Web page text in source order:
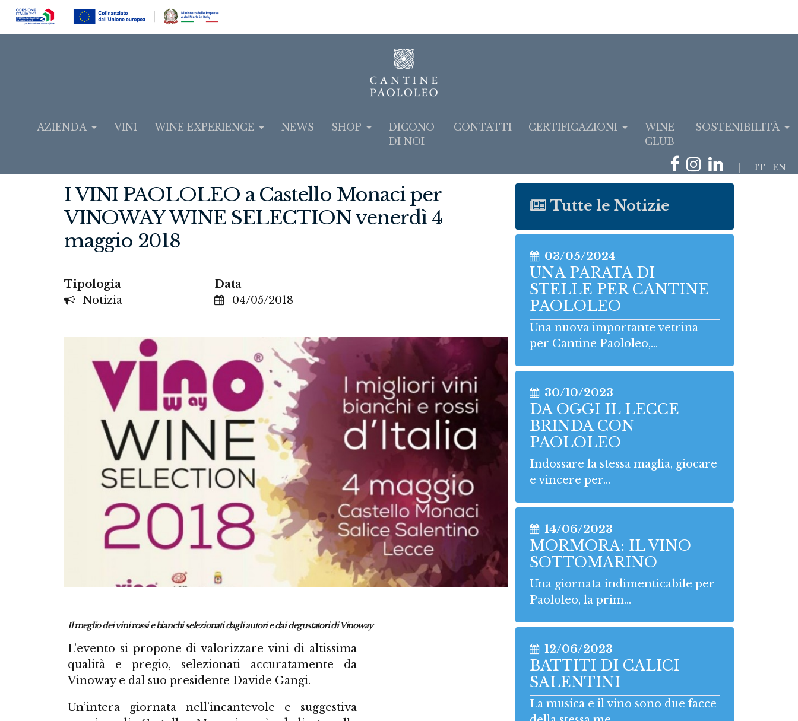
AZIENDA VINI WINE EXPERIENCE NEWS SHOP
DICONO
DI NOI
CONTATTI CERTIFICAZIONI
WINE
CLUB
SOSTENIBILITÀ
IT EN
I VINI PAOLOLEO a Castello Monaci per
VINOWAY WINE SELECTION venerdì 4
maggio 2018
Tipologia
Notizia
Data
04/05/2018
Il meglio dei vini rossi e bianchi selezionati dagli autori e dai degustatori di Vinoway
L’evento si propone di valorizzare vini di altissima
qualità e pregio, selezionati accuratamente da
Vinoway e dal suo presidente Davide Gangi.
Un’intera giornata nell’incantevole e suggestiva
Tutte le Notizie
03/05/2024
UNA PARATA DI
STELLE PER CANTINE
PAOLOLEO
Una nuova importante vetrina
per Cantine Paololeo,...
30/10/2023
DA OGGI IL LECCE
BRINDA CON
PAOLOLEO
Indossare la stessa maglia, giocare
e vincere per...
14/06/2023
MORMORA: IL VINO
SOTTOMARINO
Una giornata indimenticabile per
Paololeo, la prim...
12/06/2023
BATTITI DI CALICI
SALENTINI
La musica e il vino sono due facce